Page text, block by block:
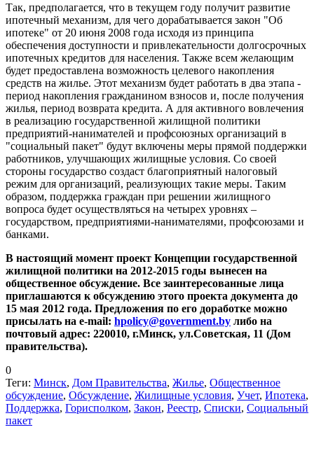
Так, предполагается, что в текущем году получит развитие
ипотечный механизм, для чего дорабатывается закон "Об
ипотеке" от 20 июня 2008 года исходя из принципа
обеспечения доступности и привлекательности долгосрочных
ипотечных кредитов для населения. Также всем желающим
будет предоставлена возможность целевого накопления
средств на жилье. Этот механизм будет работать в два этапа -
период накопления гражданином взносов и, после получения
жилья, период возврата кредита. А для активного вовлечения
в реализацию государственной жилищной политики
предприятий-нанимателей и профсоюзных организаций в
"социальный пакет" будут включены меры прямой поддержки
работников, улучшающих жилищные условия. Со своей
стороны государство создаст благоприятный налоговый
режим для организаций, реализующих такие меры. Таким
образом, поддержка граждан при решении жилищного
вопроса будет осуществляться на четырех уровнях –
государством, предприятиями-нанимателями, профсоюзами и
банками.
В настоящий момент проект Концепции государственной
жилищной политики на 2012-2015 годы вынесен на
общественное обсуждение. Все заинтересованные лица
приглашаются к обсуждению этого проекта документа до
15 мая 2012 года. Предложения по его доработке можно
присылать на e-mail: hpolicy@government.by либо на
почтовый адрес: 220010, г.Минск, ул.Советская, 11 (Дом
правительства).
0
Теги: Минск, Дом Правительства, Жилье, Общественное
обсуждение, Обсуждение, Жилищные условия, Учет, Ипотека,
Поддержка, Горисполком, Закон, Реестр, Списки, Социальный
пакет